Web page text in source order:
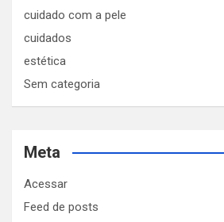
cuidado com a pele
cuidados
estética
Sem categoria
Meta
Acessar
Feed de posts